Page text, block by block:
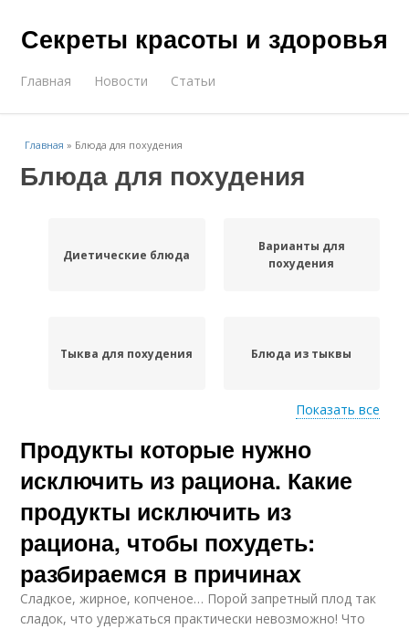
Секреты красоты и здоровья
Главная Новости Статьи
Главная » Блюда для похудения
Блюда для похудения
Диетические блюда
Варианты для
похудения
Тыква для похудения Блюда из тыквы
Тыквы для похудения
Продукт для
похудения
Низкокалорийные
блюда
Сок для похудения
Показать все
Продукты которые нужно
исключить из рациона. Какие
продукты исключить из
рациона, чтобы похудеть:
разбираемся в причинах
Сладкое, жирное, копченое… Порой запретный плод так
сладок, что удержаться практически невозможно! Что